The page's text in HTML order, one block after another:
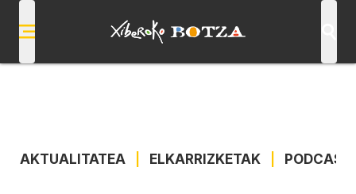
AKTUALITATEA ELKARRIZKETAK